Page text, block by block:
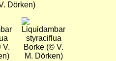
Dörken)
V.
Bild
Borke (© V.
M. Dörken)